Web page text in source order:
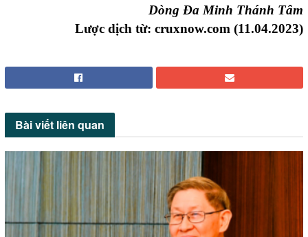
Dòng Đa Minh Thánh Tâm
Lược dịch từ: cruxnow.com (11.04.2023)
Bài viết liên quan